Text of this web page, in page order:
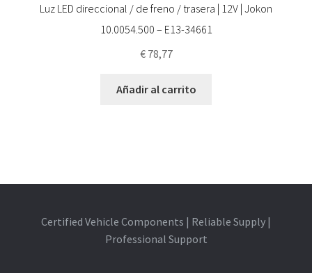
Luz LED direccional / de freno / trasera | 12V | Jokon
10.0054.500 – E13-34661
€78,77
Añadir al carrito
Certified Vehicle Components | Reliable Supply |
Professional Support